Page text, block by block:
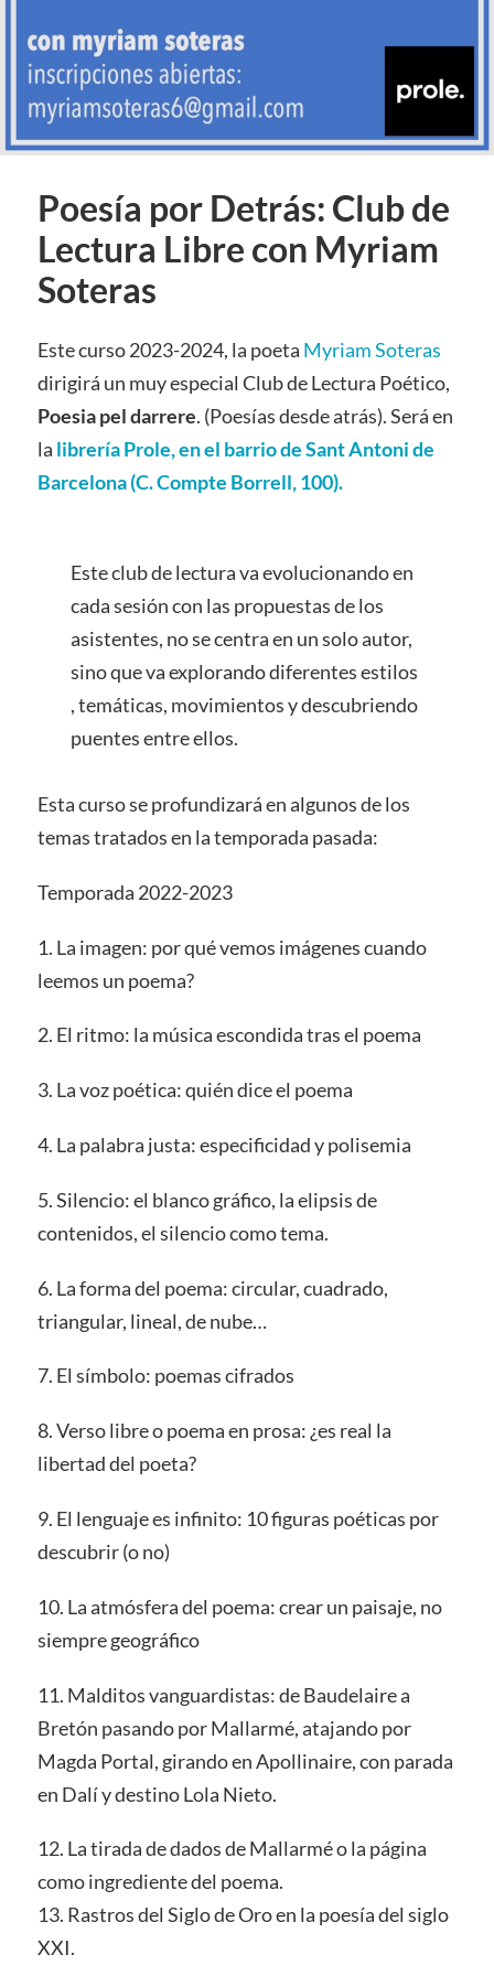
Poesía por Detrás: Club de
Lectura Libre con Myriam
Soteras
Este curso 2023-2024, la poeta Myriam Soteras
dirigirá un muy especial Club de Lectura Poético,
Poesia pel darrere. (Poesías desde atrás). Será en
la librería Prole, en el barrio de Sant Antoni de
Barcelona (C. Compte Borrell, 100).
Este club de lectura va evolucionando en
cada sesión con las propuestas de los
asistentes, no se centra en un solo autor,
sino que va explorando diferentes estilos
, temáticas, movimientos y descubriendo
puentes entre ellos.
Esta curso se profundizará en algunos de los
temas tratados en la temporada pasada:
Temporada 2022-2023
1. La imagen: por qué vemos imágenes cuando
leemos un poema?
2. El ritmo: la música escondida tras el poema
3. La voz poética: quién dice el poema
4. La palabra justa: especificidad y polisemia
5. Silencio: el blanco gráfico, la elipsis de
contenidos, el silencio como tema.
6. La forma del poema: circular, cuadrado,
triangular, lineal, de nube…
7. El símbolo: poemas cifrados
8. Verso libre o poema en prosa: ¿es real la
libertad del poeta?
9. El lenguaje es infinito: 10 figuras poéticas por
descubrir (o no)
10. La atmósfera del poema: crear un paisaje, no
siempre geográfico
11. Malditos vanguardistas: de Baudelaire a
Bretón pasando por Mallarmé, atajando por
Magda Portal, girando en Apollinaire, con parada
en Dalí y destino Lola Nieto.
12. La tirada de dados de Mallarmé o la página
como ingrediente del poema.
13. Rastros del Siglo de Oro en la poesía del siglo
XXI.